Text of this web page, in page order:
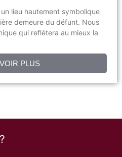
lieu hautement symbolique
demeure du défunt. Nous
qui reflétera au mieux la
PLUS